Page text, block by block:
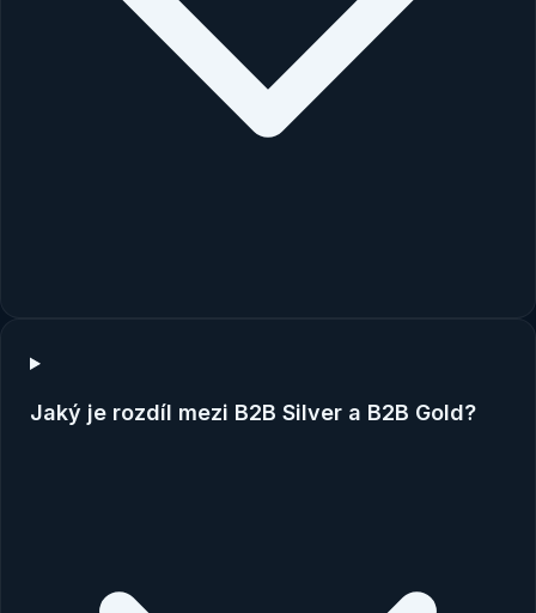
Jaký je rozdíl mezi B2B Silver a B2B Gold?